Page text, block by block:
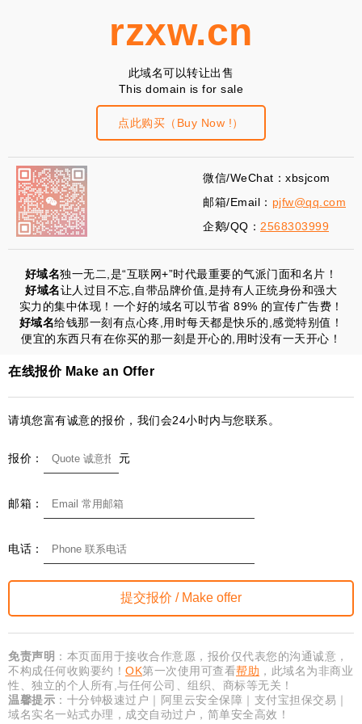
rzxw.cn
此域名可以转让出售
This domain is for sale
点此购买（Buy Now !）
微信/WeChat：xbsjcom
邮箱/Email： pjfw@qq.com
企鹅/QQ： 2568303999
好域名独一无二,是“互联网+”时代最重要的气派门面和名片！
好域名让人过目不忘,自带品牌价值,是持有人正统身份和强大
实力的集中体现！一个好的域名可以节省 89% 的宣传广告费！
好域名给钱那一刻有点心疼,用时每天都是快乐的,感觉特别值！
便宜的东西只有在你买的那一刻是开心的,用时没有一天开心！
在线报价 Make an Offer
请填您富有诚意的报价，我们会24小时内与您联系。
报价： 元
邮箱：
电话：
免责声明 ：本页面用于接收合作意愿，报价仅代表您的沟通诚意，
不构成任何收购要约！ OK第一次使用可查看帮助 ，此域名为非商业
性、独立的个人所有,与任何公司、组织、商标等无关！
温馨提示 ：十分钟极速过户｜阿里云安全保障｜支付宝担保交易｜
域名实名一站式办理，成交自动过户，简单安全高效！